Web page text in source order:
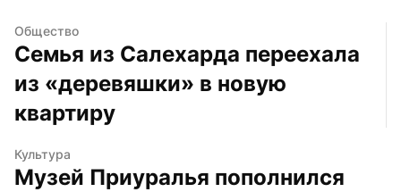
Общество
Семья из Салехарда переехала
из «деревяшки» в новую
квартиру
Культура
Музей Приуралья пополнился